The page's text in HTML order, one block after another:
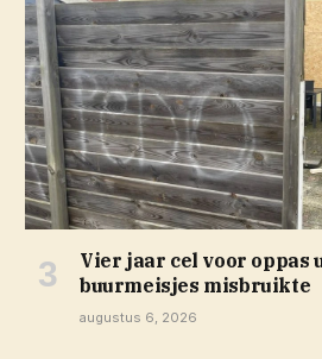
Vier jaar cel voor oppas
buurmeisjes misbruikte
augustus 6, 2026